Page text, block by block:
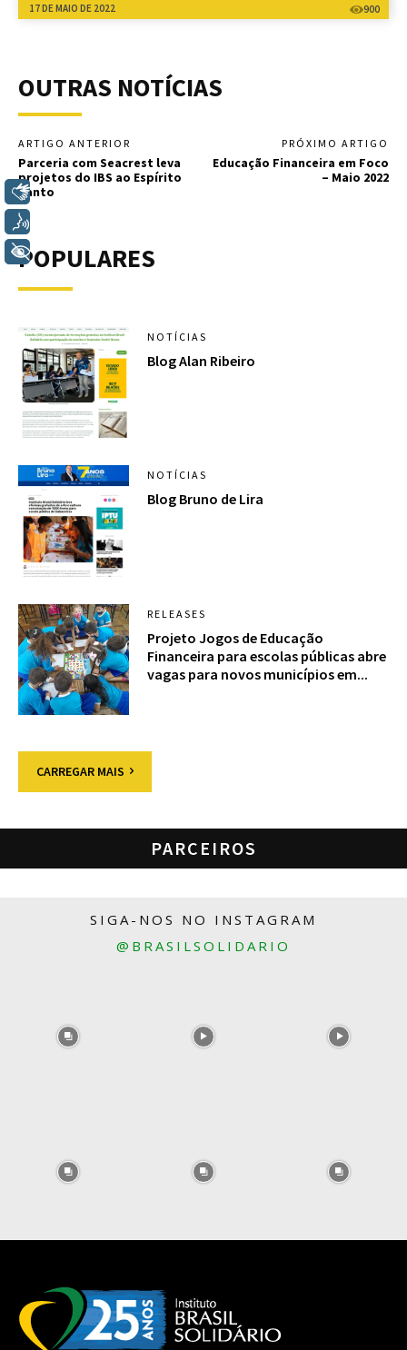
17 DE MAIO DE 2022 900
OUTRAS NOTÍCIAS
ARTIGO ANTERIOR
Parceria com Seacrest leva
projetos do IBS ao Espírito
Santo
PRÓXIMO ARTIGO
Educação Financeira em Foco
– Maio 2022
POPULARES
NOTÍCIAS
Blog Alan Ribeiro
NOTÍCIAS
Blog Bruno de Lira
RELEASES
Projeto Jogos de Educação
Financeira para escolas públicas abre
vagas para novos municípios em...
CARREGAR MAIS
PARCEIROS
SIGA-NOS NO INSTAGRAM
@BRASILSOLIDARIO
Libras
+ Acessibilidade